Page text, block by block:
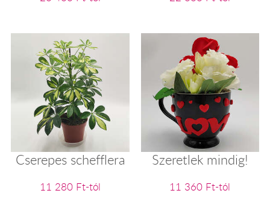
Cserepes schefflera
11 280 Ft-tól
Szeretlek mindig!
11 360 Ft-tól